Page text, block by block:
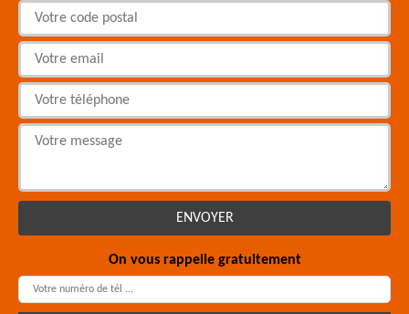
On vous rappelle gratuitement